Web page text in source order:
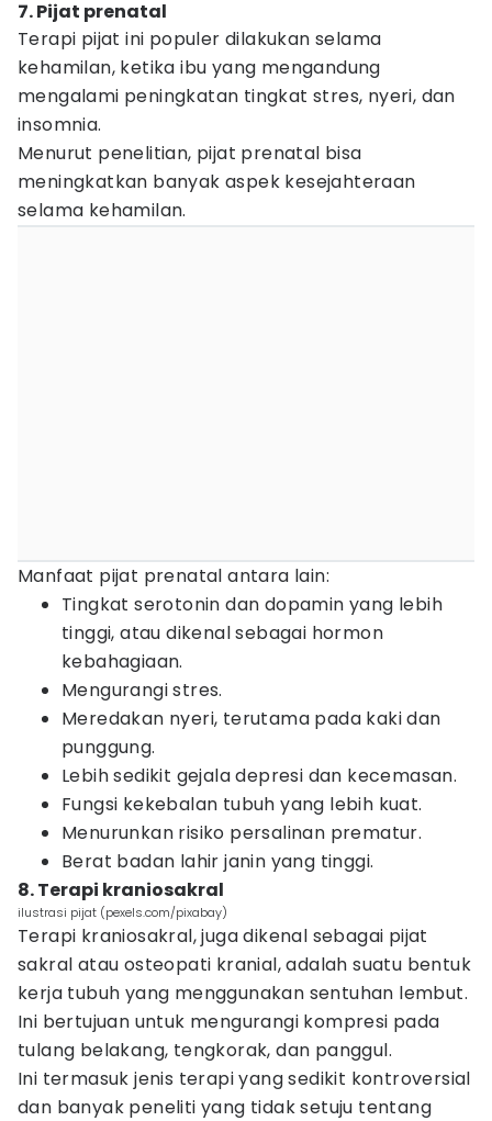
7. Pijat prenatal
Terapi pijat ini populer dilakukan selama
kehamilan, ketika ibu yang mengandung
mengalami peningkatan tingkat stres, nyeri, dan
insomnia.
Menurut penelitian, pijat prenatal bisa
meningkatkan banyak aspek kesejahteraan
selama kehamilan.
Manfaat pijat prenatal antara lain:
Tingkat serotonin dan dopamin yang lebih
tinggi, atau dikenal sebagai hormon
kebahagiaan.
Mengurangi stres.
Meredakan nyeri, terutama pada kaki dan
punggung.
Lebih sedikit gejala depresi dan kecemasan.
Fungsi kekebalan tubuh yang lebih kuat.
Menurunkan risiko persalinan prematur.
Berat badan lahir janin yang tinggi.
8. Terapi kraniosakral
ilustrasi pijat (pexels.com/pixabay)
Terapi kraniosakral, juga dikenal sebagai pijat
sakral atau osteopati kranial, adalah suatu bentuk
kerja tubuh yang menggunakan sentuhan lembut.
Ini bertujuan untuk mengurangi kompresi pada
tulang belakang, tengkorak, dan panggul.
Ini termasuk jenis terapi yang sedikit kontroversial
dan banyak peneliti yang tidak setuju tentang